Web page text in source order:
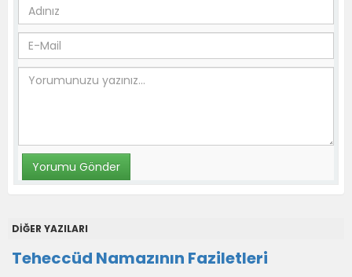
DİĞER YAZILARI
Teheccüd Namazının Faziletleri